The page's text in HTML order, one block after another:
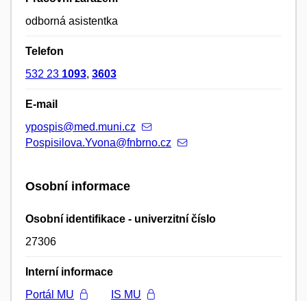
odborná asistentka
Telefon
532 23 1093, 3603
E-mail
ypospis@med.muni.cz
Pospisilova.Yvona@fnbrno.cz
Osobní informace
Osobní identifikace - univerzitní číslo
27306
Interní informace
Portál MU
IS MU